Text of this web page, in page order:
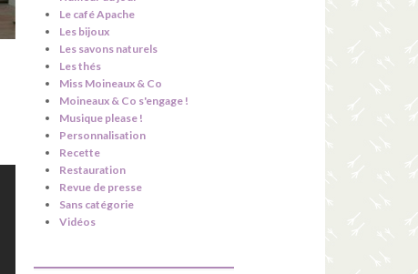
Le café Apache
Les bijoux
Les savons naturels
Les thés
Miss Moineaux & Co
Moineaux & Co s'engage !
Musique please !
Personnalisation
Recette
Restauration
Revue de presse
Sans catégorie
Vidéos